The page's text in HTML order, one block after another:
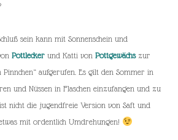
sein kann mit Sonnenschein und
Pottlecker und Katti von Pottgewächszur
Pinnchen“ aufgerufen. Es gilt den Sommer in
und Nüssen in Flaschen einzufangen und zu
nicht die jugendfreie Version von Saft und
mit ordentlich Umdrehungen!